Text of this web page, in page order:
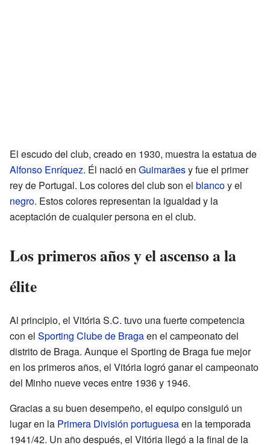
El escudo del club, creado en 1930, muestra la estatua de
Alfonso Enríquez. Él nació en Guimarãesy fue el primer
rey de Portugal. Los colores del club son el blancoy el
negro. Estos colores representan la igualdad y la
aceptación de cualquier persona en el club.
Los primeros años y el ascenso a la
élite
Al principio, el Vitória S.C. tuvo una fuerte competencia
con el Sporting Clube de Bragaen el campeonato del
distrito de Braga. Aunque el Sporting de Braga fue mejor
en los primeros años, el Vitória logró ganar el campeonato
del Minho nueve veces entre 1936 y 1946.
Gracias a su buen desempeño, el equipo consiguió un
lugar en la Primera División portuguesaen la temporada
1941/42. Un año después, el Vitória llegó a la final de la